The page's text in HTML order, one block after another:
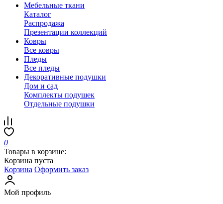
Мебельные ткани
Каталог
Распродажа
Презентации коллекций
Ковры
Все ковры
Пледы
Все пледы
Декоративные подушки
Дом и сад
Комплекты подушек
Отдельные подушки
0
Товары в корзине:
Корзина пуста
Корзина Оформить заказ
Мой профиль